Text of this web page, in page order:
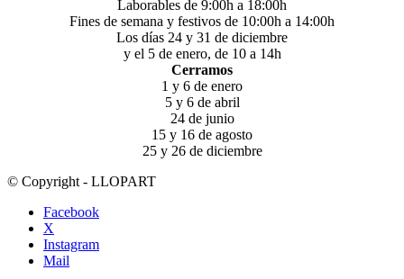
Laborables de 9:00h a 18:00h
Fines de semana y festivos de 10:00h a 14:00h
Los días 24 y 31 de diciembre
y el 5 de enero, de 10 a 14h
Cerramos
1 y 6 de enero
5 y 6 de abril
24 de junio
15 y 16 de agosto
25 y 26 de diciembre
© Copyright - LLOPART
Facebook
X
Instagram
Mail